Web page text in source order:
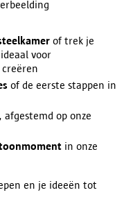
of trek je
voor
of de eerste stappen in
op onze
in onze
en je ideeën tot